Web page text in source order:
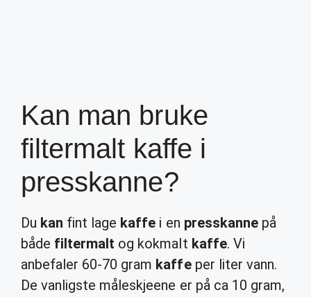
Kan man bruke
filtermalt kaffe i
presskanne?
Du kan fint lage kaffe i en presskannepå
både filtermalt og kokmalt kaffe. Vi
anbefaler 60-70 gram kaffeper liter vann.
De vanligste måleskjeene er på ca 10 gram,